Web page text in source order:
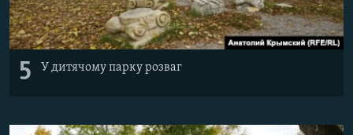
5 У дитячому парку розваг